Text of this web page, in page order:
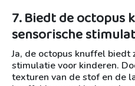
7. Biedt de octopus
sensorische
Ja, de octopus knuffel biedt
stimulatie voor kinderen.
texturen van de stof en de